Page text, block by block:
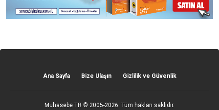
Ana Sayfa Bize Ulaşın Gizlilik ve Güvenlik
Muhasebe TR © 2005-2026. Tüm hakları saklıdır.